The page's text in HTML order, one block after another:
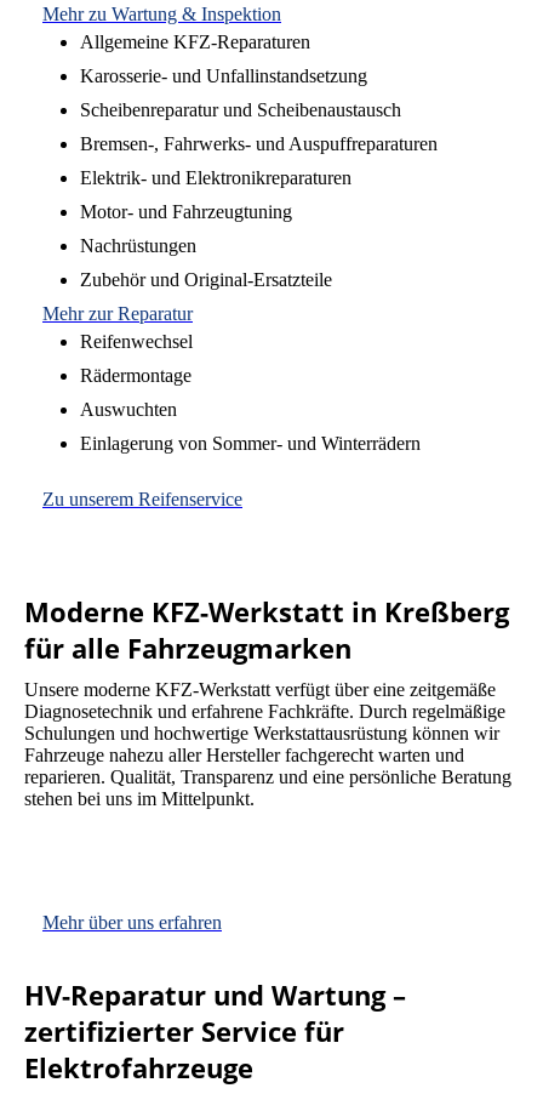
Mehr zu Wartung & Inspektion
Allgemeine KFZ-Reparaturen
Karosserie- und Unfallinstandsetzung
Scheibenreparatur und Scheibenaustausch
Bremsen-, Fahrwerks- und Auspuffreparaturen
Elektrik- und Elektronikreparaturen
Motor- und Fahrzeugtuning
Nachrüstungen
Zubehör und Original-Ersatzteile
Mehr zur Reparatur
Reifenwechsel
Rädermontage
Auswuchten
Einlagerung von Sommer- und Winterrädern
Zu unserem Reifenservice
Moderne KFZ-Werkstatt in Kreßberg
für alle Fahrzeugmarken
Unsere moderne KFZ-Werkstatt verfügt über eine zeitgemäße
Diagnosetechnik und erfahrene Fachkräfte. Durch regelmäßige
Schulungen und hochwertige Werkstattausrüstung können wir
Fahrzeuge nahezu aller Hersteller fachgerecht warten und
reparieren. Qualität, Transparenz und eine persönliche Beratung
stehen bei uns im Mittelpunkt.
Mehr über uns erfahren
HV-Reparatur und Wartung –
zertifizierter Service für
Elektrofahrzeuge